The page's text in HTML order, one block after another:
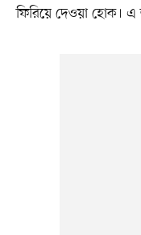
ফিরিয়ে দেওয়া হোক। এ